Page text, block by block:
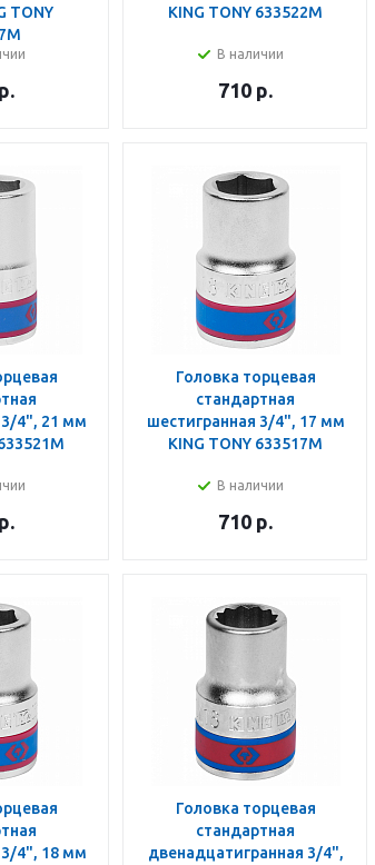
TONY
р.
KING TONY 633522M
В наличии
710 р.
3/4", 21 мм
р.
Головка торцевая
стандартная
шестигранная 3/4", 17 мм
KING TONY 633517M
В наличии
710 р.
3/4", 18 мм
Головка торцевая
стандартная
двенадцатигранная 3/4",